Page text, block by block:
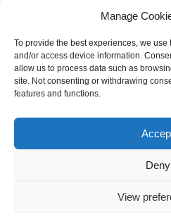
Manage
To provide the best experiences, we
and/or access device information.
allow us to process data such as
site. Not consenting or withdrawing
features and functions.
Deny
View
Initiativ bewerben >